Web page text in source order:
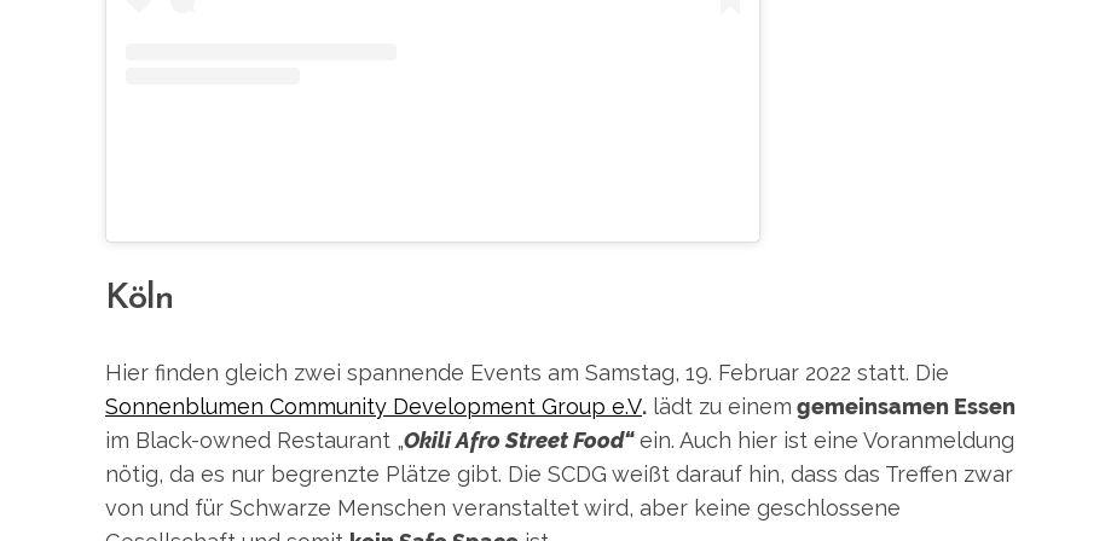
Köln
Hier finden gleich zwei spannende Events am Samstag, 19. Februar 2022 statt. Die
Sonnenblumen Community Development Group e.V. lädt zu einem gemeinsamen Essen
im Black-owned Restaurant „Okili Afro Street Food“ein. Auch hier ist eine Voranmeldung
nötig, da es nur begrenzte Plätze gibt. Die SCDG weißt darauf hin, dass das Treffen zwar
von und für Schwarze Menschen veranstaltet wird, aber keine geschlossene